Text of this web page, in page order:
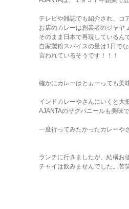
テレビや雑誌でも紹介され、
お店のカレーは創業者のジャヤ
そのまま日本で再現しているん
自家製粉スパイスの量は1日で
言われているそうです！！！
確かにカレーはとぉーっても美
インドカレーやさんにいくと大
AJANTAのサグパニールも美味
一度行ってみたかったカレー
ランチに行きましたが、結構お
チャイは飲みませんでした。苦